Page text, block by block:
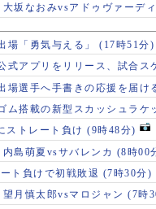
大坂なおみvsアドゥヴァーディ
場「勇気与える」 (17時51分)
式アプリをリリース、試合ス
場選手へ手書きの応援を届け
ム搭載の新型スカッシュラケ
ストレート負け (9時48分)
内島萌夏vsサバレンカ (8時00
ト負けで初戦敗退 (7時30分)
望月慎太郎vsマロジャン (7時